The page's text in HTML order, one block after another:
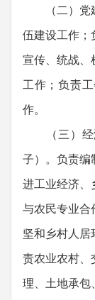
（二）党建
伍建设工作；
宣传、统战、
工作；负责
作。
（三）经
子）。负责编
进工业经济、
与农民专业合
坚和乡村人居
责农业农村、
理、土地承包